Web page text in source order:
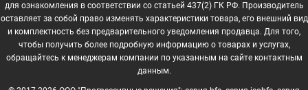
для ознакомления в соответствии со статьей 437(2) ГК РФ. Производитель
оставляет за собой право изменять характеристики товара, его внешний вид
и комплектность без предварительного уведомления продавца. Для того,
чтобы получить более подробную информацию о товарах и услугах,
обращайтесь к менеджерам компании по указанным на сайте контактным
данным.